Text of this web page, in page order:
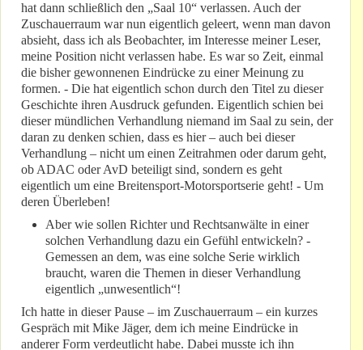
hat dann schließlich den „Saal 10“ verlassen. Auch der
Zuschauerraum war nun eigentlich geleert, wenn man davon
absieht, dass ich als Beobachter, im Interesse meiner Leser,
meine Position nicht verlassen habe. Es war so Zeit, einmal
die bisher gewonnenen Eindrücke zu einer Meinung zu
formen. - Die hat eigentlich schon durch den Titel zu dieser
Geschichte ihren Ausdruck gefunden. Eigentlich schien bei
dieser mündlichen Verhandlung niemand im Saal zu sein, der
daran zu denken schien, dass es hier – auch bei dieser
Verhandlung – nicht um einen Zeitrahmen oder darum geht,
ob ADAC oder AvD beteiligt sind, sondern es geht
eigentlich um eine Breitensport-Motorsportserie geht! - Um
deren Überleben!
Aber wie sollen Richter und Rechtsanwälte in einer
solchen Verhandlung dazu ein Gefühl entwickeln? -
Gemessen an dem, was eine solche Serie wirklich
braucht, waren die Themen in dieser Verhandlung
eigentlich „unwesentlich“!
Ich hatte in dieser Pause – im Zuschauerraum – ein kurzes
Gespräch mit Mike Jäger, dem ich meine Eindrücke in
anderer Form verdeutlicht habe. Dabei musste ich ihn